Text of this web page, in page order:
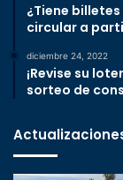
¿Tiene
circular a
diciembre 24, 2022
¡Revise su
sorteo de